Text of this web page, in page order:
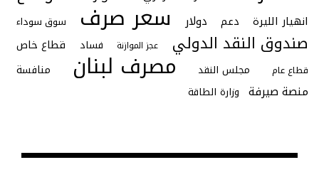
انهيار الليرة دعم دولار سعر صرف سوق سوداء
صندوق النقد الدولي عجز الموازنة فساد قطاع خاص
قطاع عام مجلس النقد مصرف لبنان منافسة
منصة صيرفة وزارة الطاقة